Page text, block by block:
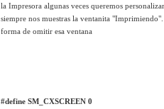
la Impresora algunas veces queremos
siempre nos muestras la ventanita "Imprimiendo".
forma de omitir esa ventana
#define SM_CXSCREEN 0